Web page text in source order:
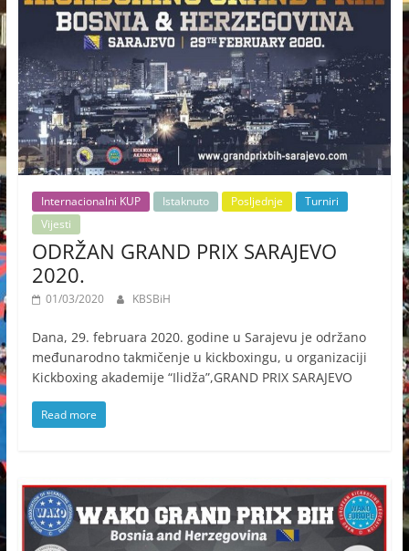
Internacionalni KUP Istaknuto Posljednje
Turniri
Vijesti
ODRŽAN GRAND PRIX SARAJEVO
2020.
01/03/2020 KBSBiH
Dana, 29. februara 2020. godine u Sarajevu je održano
međunarodno takmičenje u kickboxingu, u organizaciji
Kickboxing akademije “Ilidža”,GRAND PRIX SARAJEVO
Read more